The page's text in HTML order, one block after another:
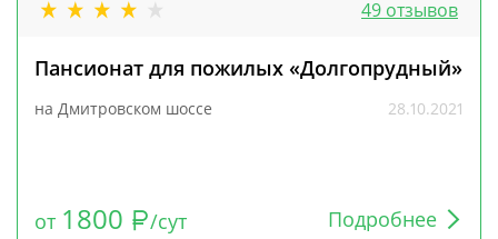
49 отзывов
Пансионат для пожилых «Долгопрудный»
на Дмитровском шоссе 28.10.2021
от 1800 /сут Подробнее